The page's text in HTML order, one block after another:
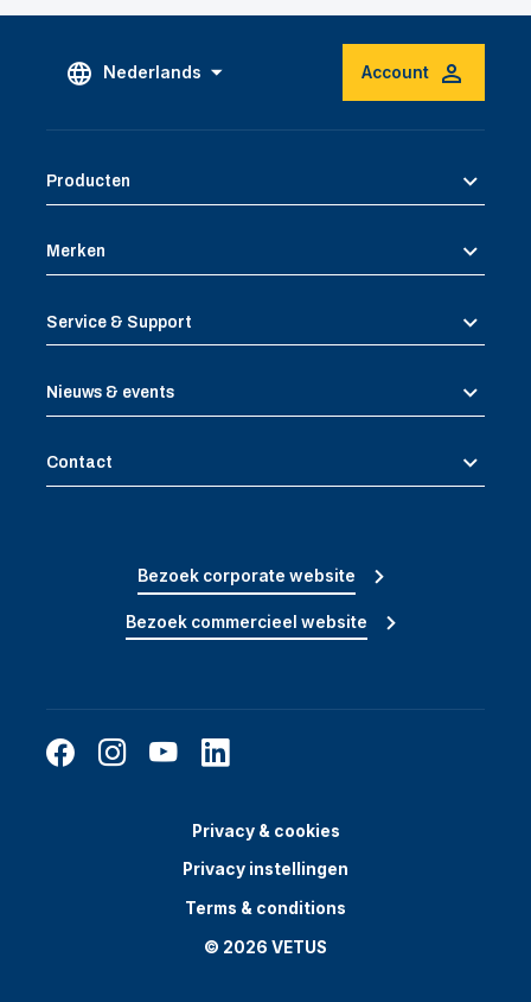
Nederlands Account
Producten
Merken
Service & Support
Nieuws & events
Contact
Bezoek corporate website
Bezoek commercieel website
Privacy & cookies
Privacy instellingen
Terms & conditions
© 2026 VETUS